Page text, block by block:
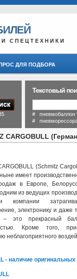
СПЕЦТЕХНИКИ
ДЛЯ ПОДБОРА
Текстовый
#
#
CARGOBULL
(Schmitz
ныне имеет
в Европе,
из ведущих
компании
электронику и
– это прекрасный
Кроме того,
неблагоприятного
- наличие